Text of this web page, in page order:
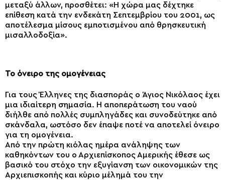
μεταξύ άλλων, προσθέτει: «Η χώρα μας δέχτηκε
επίθεση κατά την ενδεκάτη Σεπτεμβρίου του 2001, ως
αποτέλεσμα μίσους εμποτισμένου από θρησκευτική
μισαλλοδοξία».
Το όνειρο της ομογένειας
Για τους Έλληνες της διασποράς ο Άγιος Νικόλαος έχει
μια ιδιαίτερη σημασία. Η αποπεράτωση του ναού
διήλθε από πολλές συμπληγάδες και συνοδεύτηκε από
σκάνδαλα, ωστόσο δεν έπαψε ποτέ να αποτελεί όνειρο
για τη ομογένεια.
Από την πρώτη κιόλας ημέρα ανάληψης των
καθηκόντων του ο Αρχιεπίσκοπος Αμερικής έθεσε ως
βασικό του στόχο την εξυγίανση των οικονομικών της
Αρχιεπισκοπής και κύριο μέλημά του την